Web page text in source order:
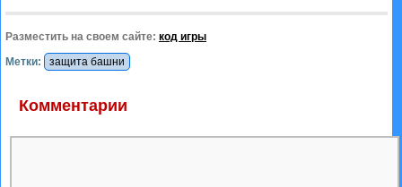
Разместить на своем сайте: код игры
Метки:
защита башни
Комментарии